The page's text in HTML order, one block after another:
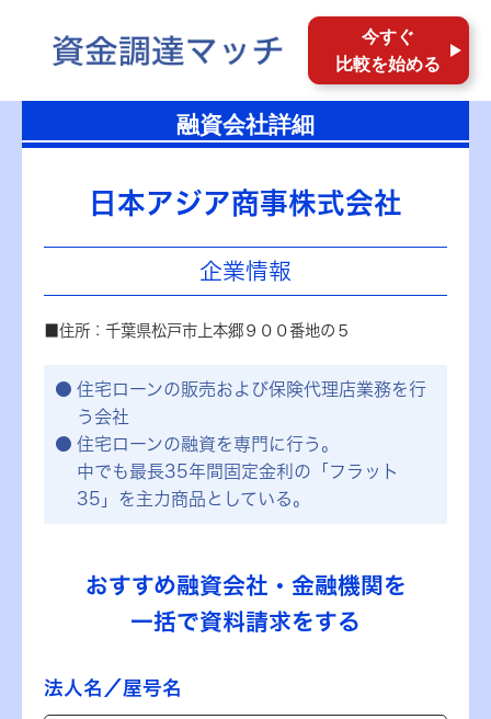
今すぐ
比較を始める
融資会社詳細
日本アジア商事株式会社
企業情報
■住所：千葉県松戸市上本郷９００番地の５
住宅ローンの販売および保険代理店業務を行
う会社
住宅ローンの融資を専門に行う。
中でも最長35年間固定金利の「フラット
35」を主力商品としている。
おすすめ融資会社・金融機関を
一括で資料請求をする
法人名／屋号名